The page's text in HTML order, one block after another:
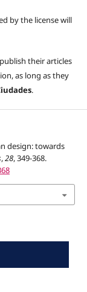
by the license will
their articles
as long as they
.
design: towards
,28, 349-368.